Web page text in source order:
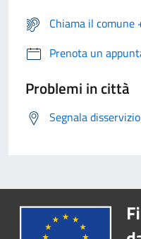
Chiama il
Prenota un
Problemi in città
Segnala disservizio